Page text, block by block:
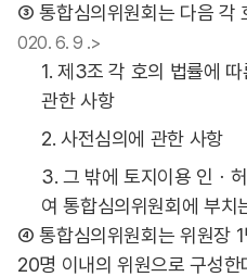
③ 통합심의위원회는 다음 각
020. 6. 9 .>
1. 제3조 각 호의 법률에
관한 사항
2. 사전심의에 관한 사항
3. 그 밖에 토지이용 인ㆍ
여 통합심의위원회에 부치
④ 통합심의위원회는 위원장
20명 이내의 위원으로 구성한